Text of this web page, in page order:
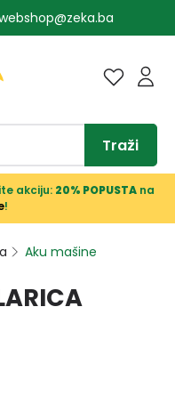
Traži
akciju: 20% POPUSTAna
!
Aku mašine